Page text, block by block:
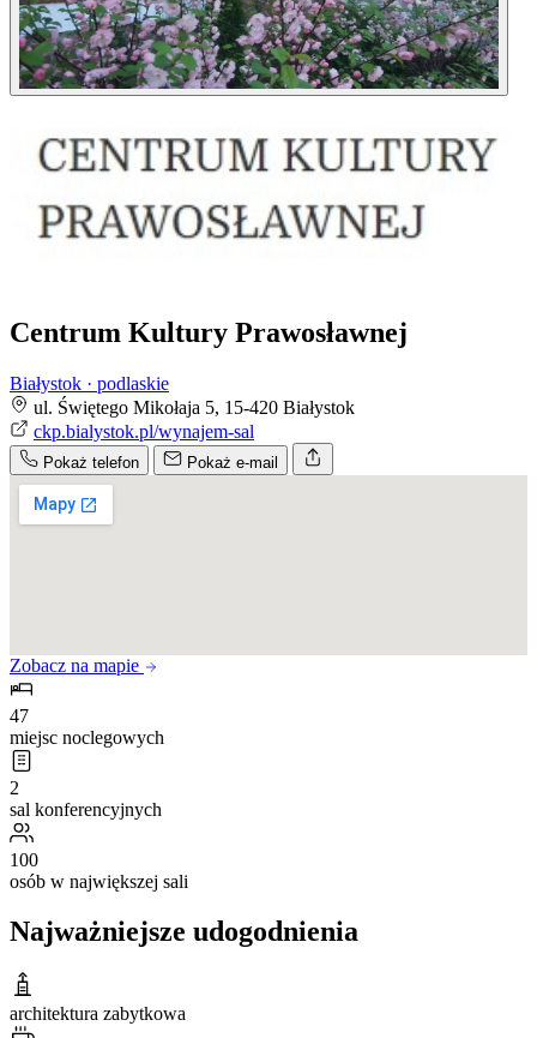
Centrum Kultury Prawosławnej
Białystok · podlaskie
ul. Świętego Mikołaja 5, 15-420 Białystok
ckp.bialystok.pl/wynajem-sal
Pokaż telefon Pokaż e-mail
Zobacz na mapie
47
miejsc noclegowych
2
sal konferencyjnych
100
osób w największej sali
Najważniejsze udogodnienia
architektura zabytkowa